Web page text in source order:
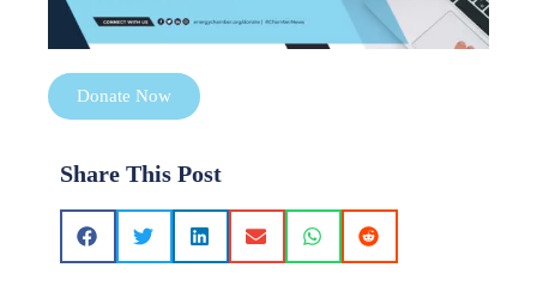
Donate Now
Share This Post